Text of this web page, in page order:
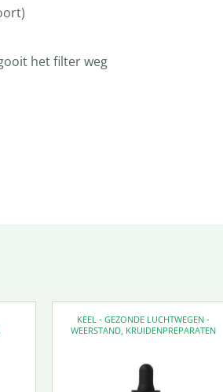
het filter weg
KEEL - GEZONDE LUCHTWEGEN -
WEERSTAND KRUIDENPREPARATEN